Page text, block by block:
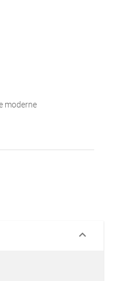
moderne
keyboard_arrow_down